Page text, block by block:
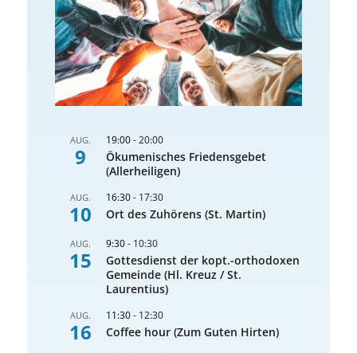
AUG.
9
19:00-20:00
Ökumenisches Friedensgebet
(Allerheiligen)
AUG.
10
16:30- 17:30
Ort des Zuhörens (St. Martin)
AUG.
15
9:30- 10:30
Gottesdienst der kopt.-orthodoxen
Gemeinde (Hl. Kreuz / St.
Laurentius)
AUG.
16
11:30- 12:30
Coffee hour (Zum Guten Hirten)